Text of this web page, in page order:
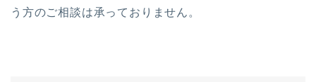
う方のご相談は承っておりません。